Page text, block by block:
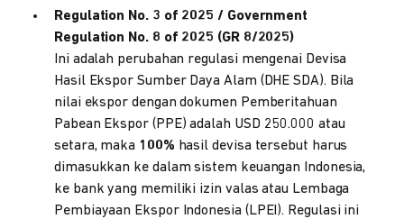
Regulation No. 3 of 2025 / Government
Regulation No. 8 of 2025 (GR 8/2025)
Ini adalah perubahan regulasi mengenai Devisa
Hasil Ekspor Sumber Daya Alam (DHE SDA). Bila
nilai ekspor dengan dokumen Pemberitahuan
Pabean Ekspor (PPE) adalah USD 250.000 atau
setara, maka 100% hasil devisa tersebut harus
dimasukkan ke dalam sistem keuangan Indonesia,
ke bank yang memiliki izin valas atau Lembaga
Pembiayaan Ekspor Indonesia (LPEI). Regulasi ini